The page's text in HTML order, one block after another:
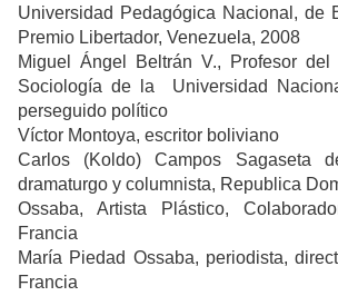
Universidad Pedagógica Nacional, de
Premio Libertador, Venezuela, 2008
Miguel Ángel Beltrán V., Profesor del
Sociología de la Universidad
perseguido político
Víctor Montoya, escritor boliviano
Carlos (Koldo) Campos Sagaseta
dramaturgo y columnista, Republica
Ossaba, Artista Plástico,
Francia
María Piedad Ossaba, periodista,
Francia